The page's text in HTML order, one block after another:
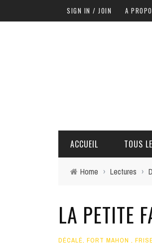
SIGN IN / JOIN A
ACCUEIL TOUS
Home › Lectures ›
LA PETITE
DÉCALÉ, FORT MAHON ,